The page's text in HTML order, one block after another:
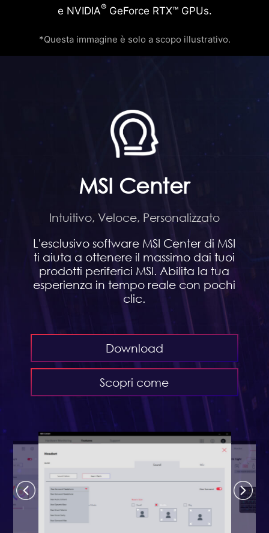
e NVIDIA®GeForce RTX™ GPUs.
*Questa immagine è solo a scopo illustrativo.
MSI Center
Intuitivo, Veloce, Personalizzato
L'esclusivo software MSI Center di MSI
ti aiuta a ottenere il massimo dai tuoi
prodotti periferici MSI. Abilita la tua
esperienza in tempo reale con pochi
clic.
Download
Scopri come